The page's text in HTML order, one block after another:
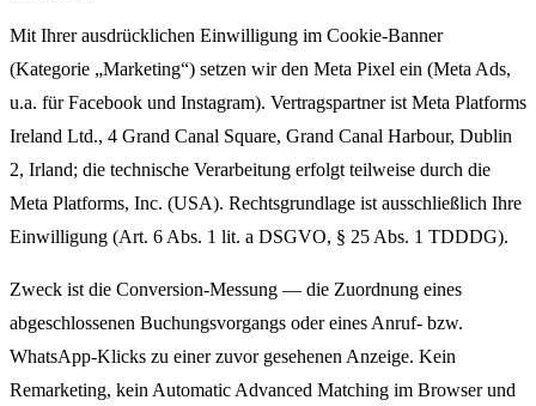
Mit Ihrer ausdrücklichen Einwilligung im Cookie-Banner
(Kategorie „Marketing“) setzen wir den Meta Pixel ein (Meta Ads,
u.a. für Facebook und Instagram). Vertragspartner ist Meta Platforms
Ireland Ltd., 4 Grand Canal Square, Grand Canal Harbour, Dublin
2, Irland; die technische Verarbeitung erfolgt teilweise durch die
Meta Platforms, Inc. (USA). Rechtsgrundlage ist ausschließlich Ihre
Einwilligung (Art. 6 Abs. 1 lit. a DSGVO, § 25 Abs. 1 TDDDG).
Zweck ist die Conversion-Messung — die Zuordnung eines
abgeschlossenen Buchungsvorgangs oder eines Anruf- bzw.
WhatsApp-Klicks zu einer zuvor gesehenen Anzeige. Kein
Remarketing, kein Automatic Advanced Matching im Browser und